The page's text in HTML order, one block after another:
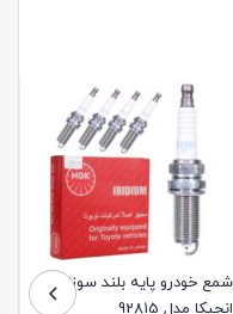
شمع بوش روسی پایه کوتاه
پلاتین دوپلاتین 7404 دارای
ضمانت اصالت کالا
موجود در انبار
259,000